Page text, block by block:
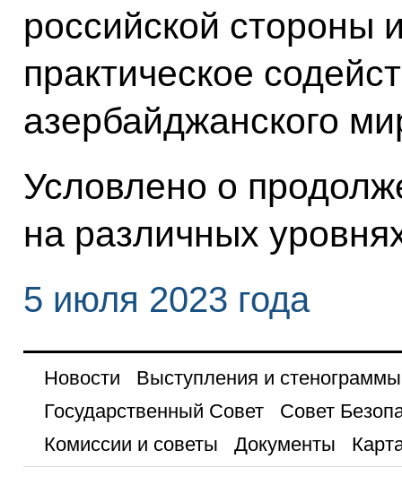
российской стороны
практическое
азербайджанского
Условлено о
на различных
5 июля 2023 года
Новости
Выступления и стенограммы
Государственный Совет
Совет
Комиссии и советы
Документы